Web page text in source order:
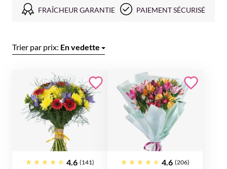
FRAÎCHEUR GARANTIE PAIEMENT SÉCURISÉ
Trier par prix: En vedette
4.6 (141) 4.6 (206)